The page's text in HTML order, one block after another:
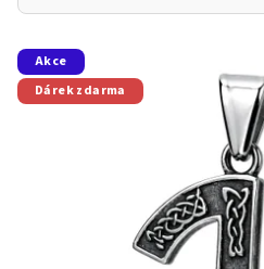
V
ý
p
Akce
Dárek zdarma